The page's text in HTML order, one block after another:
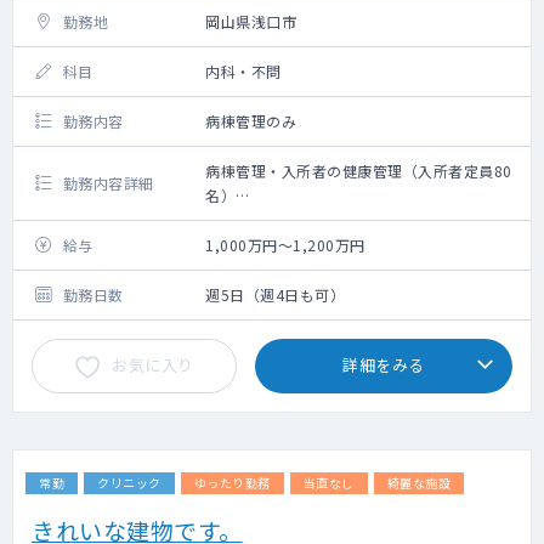
勤務地 岡山県浅口市
科目 内科・不問
勤務内容 病棟管理のみ
勤務内容詳細
病棟管理・入所者の健康管理（入所者定員80
名）
施設長業務（会議への参加など）
＊勤務内容の詳細は経験・スキルを踏まえて
相談可能
＊救急対応なし
給与 1,000万円～1,200万円
勤務日数 週5日（週4日も可）
お気に入り 詳細をみる
常勤 クリニック ゆったり勤務 当直なし 綺麗な施設
きれいな建物です。